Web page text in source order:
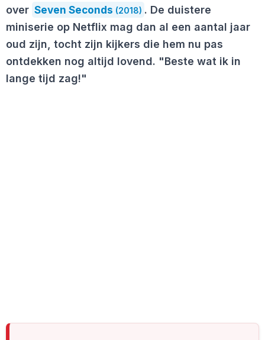
over Seven Seconds (2018) . De duistere
miniserie op Netflix mag dan al een aantal jaar
oud zijn, tocht zijn kijkers die hem nu pas
ontdekken nog altijd lovend. "Beste wat ik in
lange tijd zag!"